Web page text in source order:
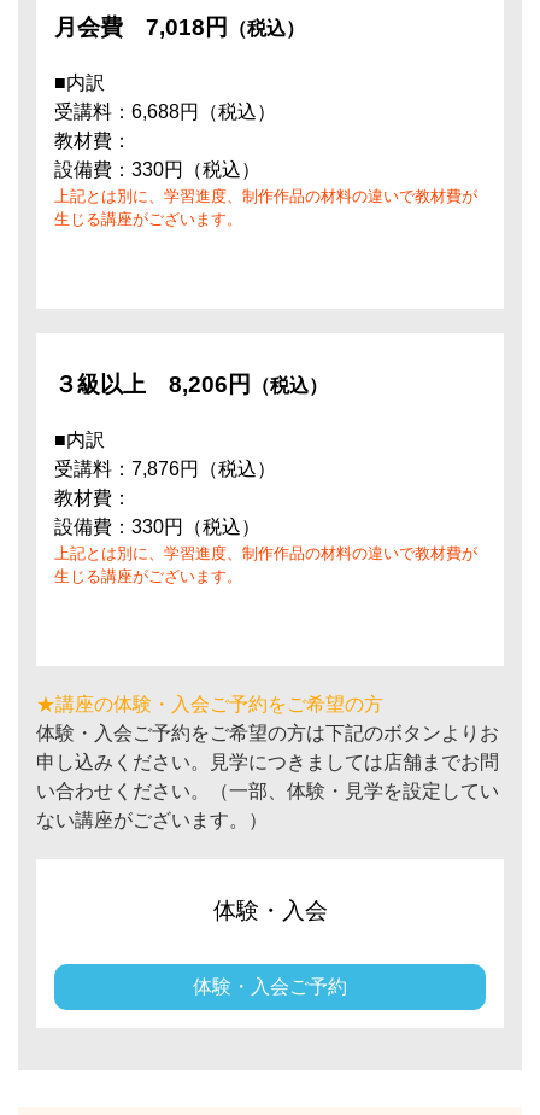
月会費 7,018円 （税込）
■内訳
受講料：6,688円（税込）
教材費：
設備費：330円（税込）
上記とは別に、学習進度、制作作品の材料の違いで教材費が
生じる講座がございます。
３級以上 8,206円 （税込）
■内訳
受講料：7,876円（税込）
教材費：
設備費：330円（税込）
上記とは別に、学習進度、制作作品の材料の違いで教材費が
生じる講座がございます。
★講座の体験・入会ご予約をご希望の方
体験・入会ご予約をご希望の方は下記のボタンよりお
申し込みください。見学につきましては店舗までお問
い合わせください。（一部、体験・見学を設定してい
ない講座がございます。）
体験・入会
体験・入会ご予約